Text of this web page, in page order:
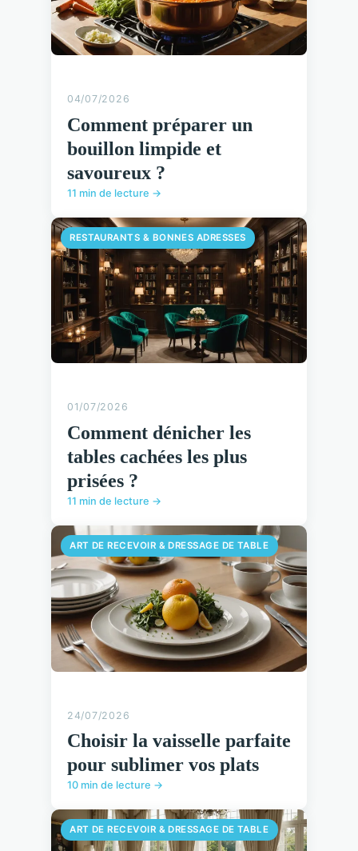
04/07/2026
Comment préparer un
bouillon limpide et
savoureux ?
11 min de lecture →
RESTAURANTS & BONNES ADRESSES
01/07/2026
Comment dénicher les
tables cachées les plus
prisées ?
11 min de lecture →
ART DE RECEVOIR & DRESSAGE DE TABLE
24/07/2026
Choisir la vaisselle parfaite
pour sublimer vos plats
10 min de lecture →
ART DE RECEVOIR & DRESSAGE DE TABLE